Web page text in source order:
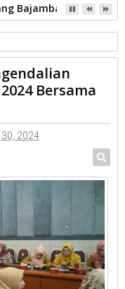
Bajamba, Perkuat
Tahun 2024
Bersama
2024